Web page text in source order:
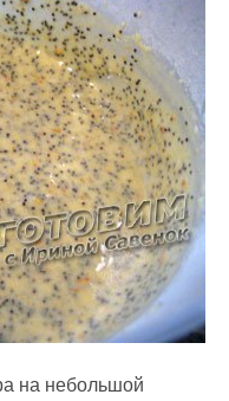
на небольшой